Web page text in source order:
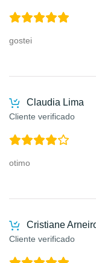
gostei
Claudia Lima
Cliente verificado
otimo
Cristiane
Cliente verificado